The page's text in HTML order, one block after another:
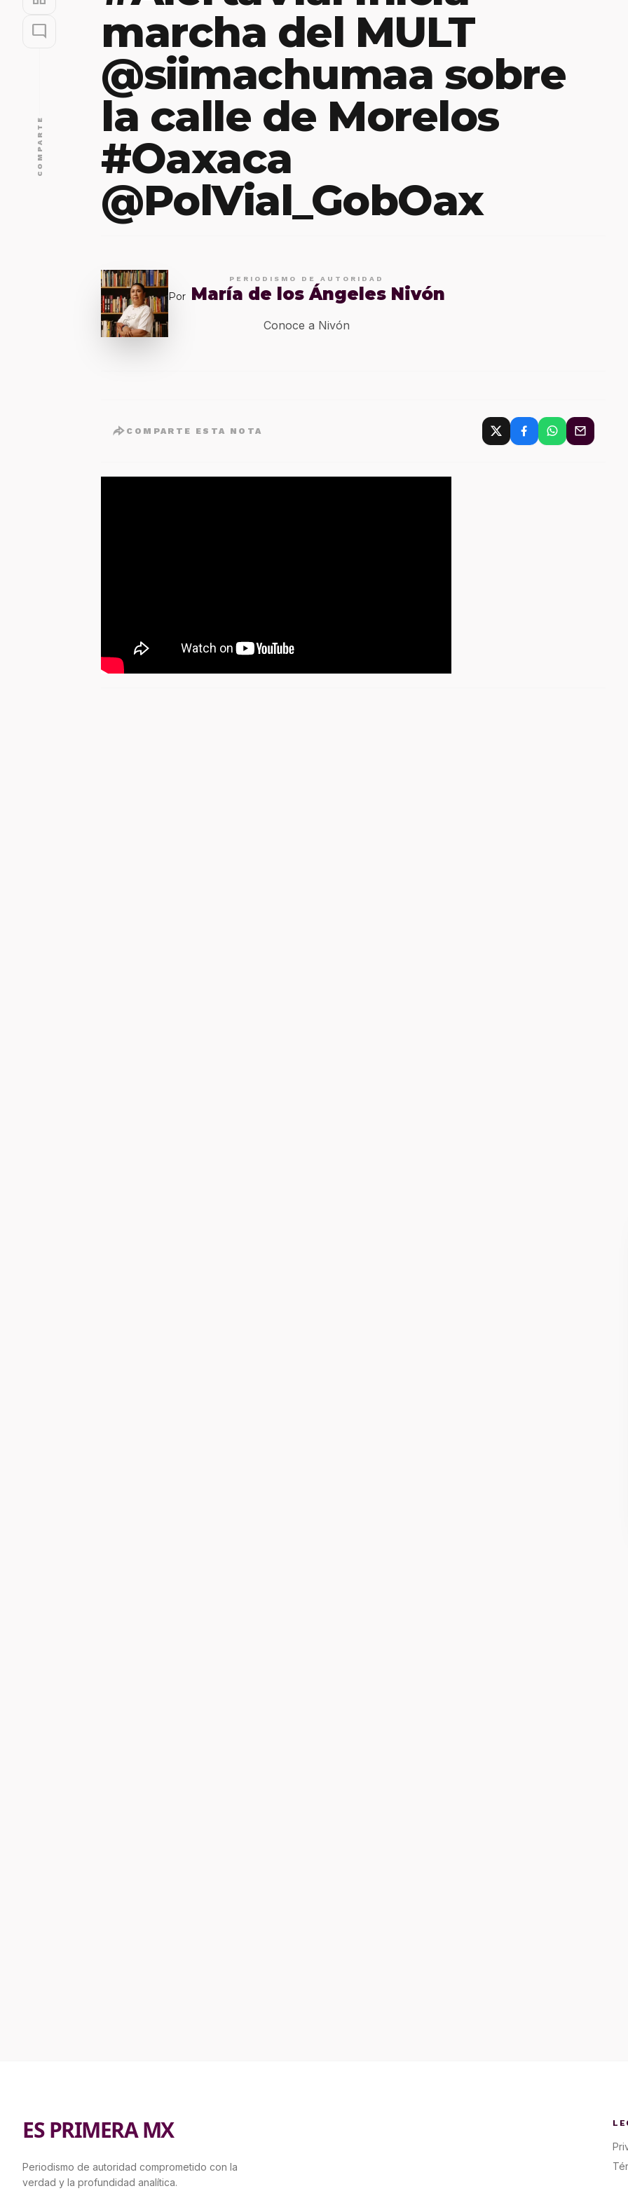
mode_comment
COMPARTE
marcha del MULT
@siimachumaa sobre
la calle de Morelos
#Oaxaca
@PolVial_GobOax
PERIODISMO DE AUTORIDAD
Por María de los Ángeles Nivón
Conoce a Nivón
COMPARTE ESTA NOTA
ES PRIMERA MX
Periodismo de autoridad comprometido con la
verdad y la profundidad analítica.